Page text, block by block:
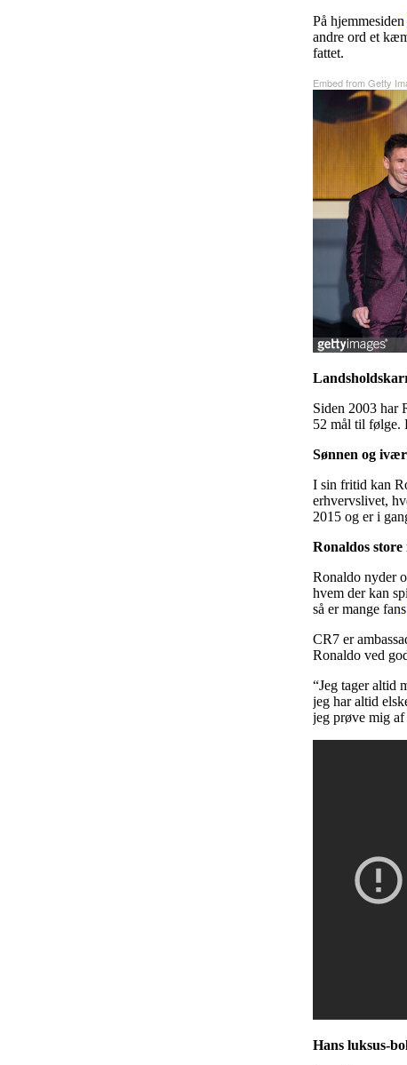
På
andre ord et
fattet.
Embed from Getty
Siden 2003 har
52 mål til følge.
Sønnen og
I sin fritid kan
erhvervslivet,
2015 og er i
Ronaldos
Ronaldo nyder
hvem der kan
så er mange
CR7 er
Ronaldo ved
“Jeg tager altid
jeg har altid
jeg prøve mig
Hans luksus-